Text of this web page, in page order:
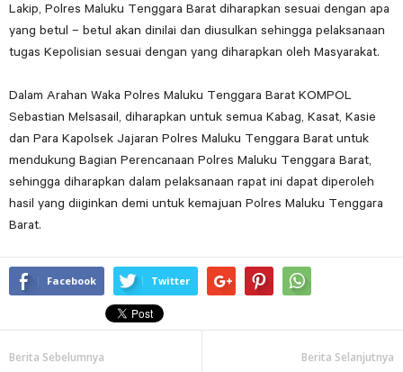
Lakip, Polres Maluku Tenggara Barat diharapkan sesuai dengan apa
yang betul – betul akan dinilai dan diusulkan sehingga pelaksanaan
tugas Kepolisian sesuai dengan yang diharapkan oleh Masyarakat.
Dalam Arahan Waka Polres Maluku Tenggara Barat KOMPOL
Sebastian Melsasail, diharapkan untuk semua Kabag, Kasat, Kasie
dan Para Kapolsek Jajaran Polres Maluku Tenggara Barat untuk
mendukung Bagian Perencanaan Polres Maluku Tenggara Barat,
sehingga diharapkan dalam pelaksanaan rapat ini dapat diperoleh
hasil yang diiginkan demi untuk kemajuan Polres Maluku Tenggara
Barat.
Facebook Twitter
Berita Sebelumnya Berita Selanjutnya